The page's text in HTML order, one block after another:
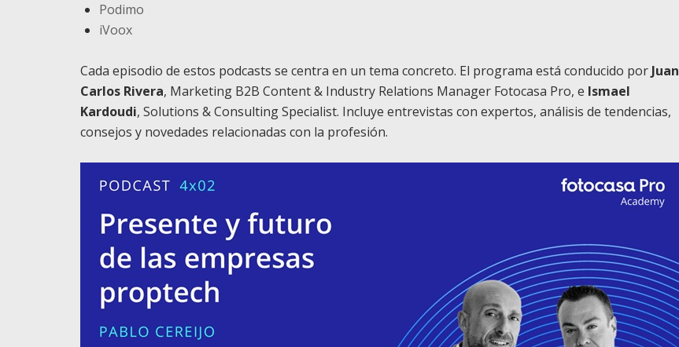
Podimo
iVoox
Cada episodio de estos podcasts se centra en un tema concreto. El programa está conducido por Juan
Carlos Rivera, Marketing B2B Content & Industry Relations Manager Fotocasa Pro, e Ismael
Kardoudi, Solutions & Consulting Specialist. Incluye entrevistas con expertos, análisis de tendencias,
consejos y novedades relacionadas con la profesión.